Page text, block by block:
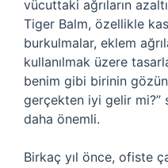
vücuttaki ağrıların
Tiger Balm, özellikle
burkulmalar, eklem
kullanılmak üzere
benim gibi birinin
gerçekten iyi gelir mi?”
daha önemli.
Birkaç yıl önce, ofiste